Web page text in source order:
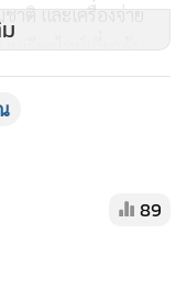
าติ และเครื่องจ่าย
เรียลไทม์เกี่ยวกับ
ษัทสามารถตอบสนอง
ดตามการขนส่ง
ารนำเข้า รวมถึง
ติบโตของเทคโนโลยี
ละอาจจะรวมถึง
89